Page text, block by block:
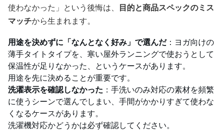
使わなかった」という後悔は、 目的と商品スペックのミス
マッチから生まれます。
用途を決めずに「なんとなく好み」で選んだ：ヨガ向けの
薄手タイトタイプを、寒い屋外ランニングで使おうとして
保温性が足りなかった、というケースがあります。
用途を先に決めることが重要です。
洗濯表示を確認しなかった ：手洗いのみ対応の素材を頻繁
に使うシーンで選んでしまい、手間がかかりすぎて使わな
くなるケースがあります。
洗濯機対応かどうかは必ず確認してください。